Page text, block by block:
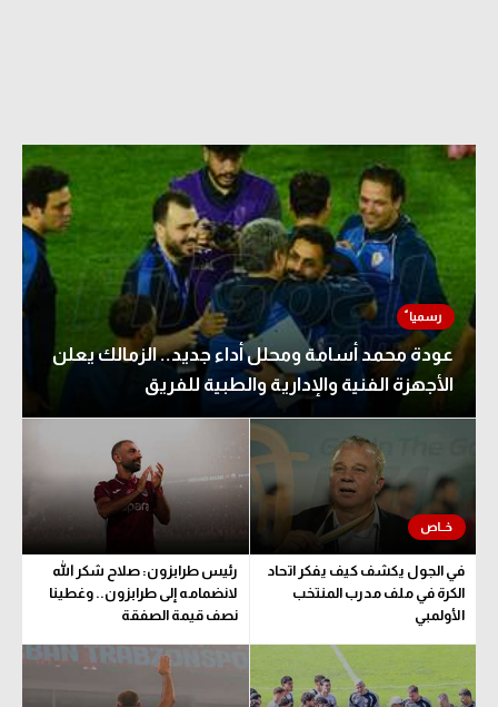
عودة محمد أسامة ومحلل أداء جديد.. الزمالك يعلن
الأجهزة الفنية والإدارية والطبية للفريق
في الجول يكشف كيف يفكر اتحاد
الكرة في ملف مدرب المنتخب
الأولمبي
رئيس طرابزون: صلاح شكر الله
لانضمامه إلى طرابزون.. وغطينا
نصف قيمة الصفقة